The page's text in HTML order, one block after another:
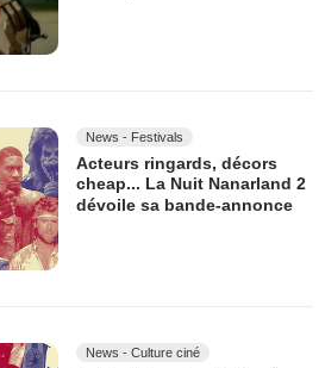
News - Festivals
Acteurs ringards, décors
cheap... La Nuit Nanarland 2
dévoile sa bande-annonce
News - Culture ciné